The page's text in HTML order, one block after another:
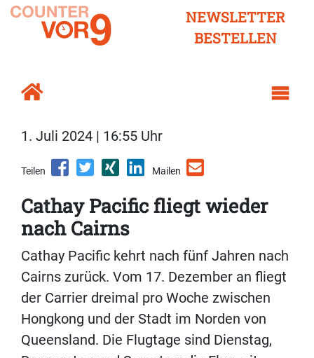
NEWSLETTER
BESTELLEN
1. Juli 2024 | 16:55 Uhr
Teilen Mailen
Cathay Pacific fliegt wieder
nach Cairns
Cathay Pacific kehrt nach fünf Jahren nach
Cairns zurück. Vom 17. Dezember an fliegt
der Carrier dreimal pro Woche zwischen
Hongkong und der Stadt im Norden von
Queensland. Die Flugtage sind Dienstag,